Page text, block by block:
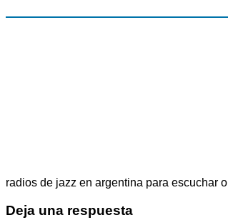
radios de jazz en argentina para escuchar
Deja una respuesta